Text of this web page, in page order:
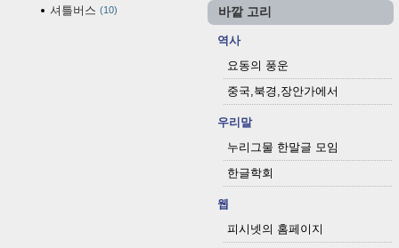
셔틀버스 10 바깥 고리
역사
요동의 풍운
중국,북경,장안가에서
우리말
누리그물 한말글 모임
한글학회
웹
피시넷의 홈페이지